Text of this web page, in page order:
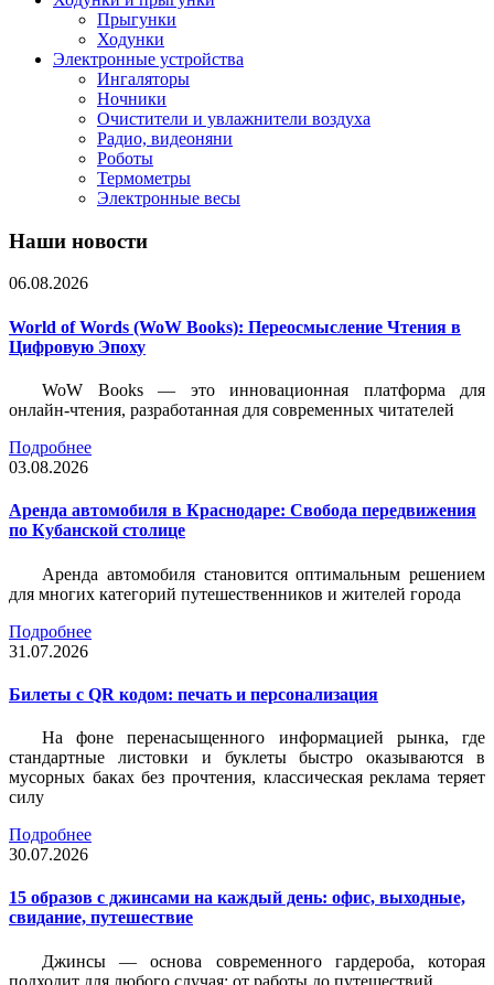
Прыгунки
Ходунки
Электронные устройства
Ингаляторы
Ночники
Очистители и увлажнители воздуха
Радио, видеоняни
Роботы
Термометры
Электронные весы
Наши новости
06.08.2026
World of Words (WoW Books): Переосмысление Чтения в
Цифровую Эпоху
WoW Books — это инновационная платформа для
онлайн-чтения, разработанная для современных читателей
Подробнее
03.08.2026
Аренда автомобиля в Краснодаре: Свобода передвижения
по Кубанской столице
Аренда автомобиля становится оптимальным решением
для многих категорий путешественников и жителей города
Подробнее
31.07.2026
Билеты c QR кодом: печать и персонализация
На фоне перенасыщенного информацией рынка, где
стандартные листовки и буклеты быстро оказываются в
мусорных баках без прочтения, классическая реклама теряет
силу
Подробнее
30.07.2026
15 образов с джинсами на каждый день: офис, выходные,
свидание, путешествие
Джинсы — основа современного гардероба, которая
подходит для любого случая: от работы до путешествий